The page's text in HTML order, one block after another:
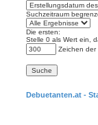
Suchzeitraum
Die ersten:
Stelle 0 als Wert ein,
Zeichen der
Debuetanten.at -